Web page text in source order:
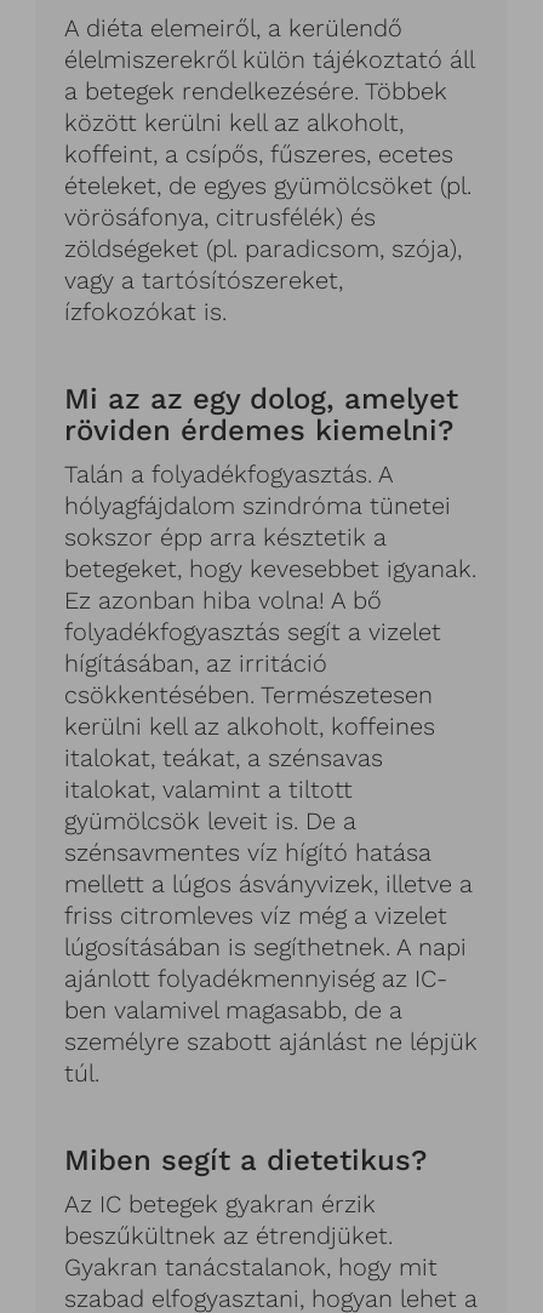
A diéta elemeiről, a kerülendő
élelmiszerekről külön tájékoztató áll
a betegek rendelkezésére. Többek
között kerülni kell az alkoholt,
koffeint, a csípős, fűszeres, ecetes
ételeket, de egyes gyümölcsöket (pl.
vörösáfonya, citrusfélék) és
zöldségeket (pl. paradicsom, szója),
vagy a tartósítószereket,
ízfokozókat is.
Mi az az egy dolog, amelyet
röviden érdemes kiemelni?
Talán a folyadékfogyasztás. A
hólyagfájdalom szindróma tünetei
sokszor épp arra késztetik a
betegeket, hogy kevesebbet igyanak.
Ez azonban hiba volna! A bő
folyadékfogyasztás segít a vizelet
hígításában, az irritáció
csökkentésében. Természetesen
kerülni kell az alkoholt, koffeines
italokat, teákat, a szénsavas
italokat, valamint a tiltott
gyümölcsök leveit is. De a
szénsavmentes víz hígító hatása
mellett a lúgos ásványvizek, illetve a
friss citromleves víz még a vizelet
lúgosításában is segíthetnek. A napi
ajánlott folyadékmennyiség az IC-
ben valamivel magasabb, de a
személyre szabott ajánlást ne lépjük
túl.
Miben segít a dietetikus?
Az IC betegek gyakran érzik
beszűkültnek az étrendjüket.
Gyakran tanácstalanok, hogy mit
szabad elfogyasztani, hogyan lehet a